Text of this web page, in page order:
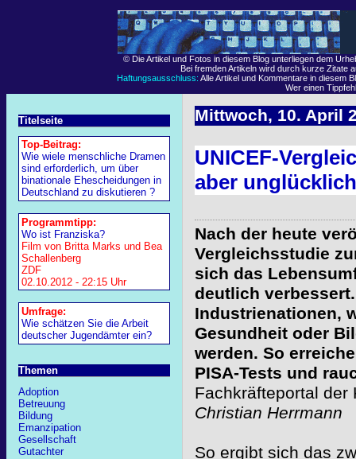
© Die Artikel und Fotos in diesem Blog unterliegen dem
Bei fremden Artikeln wird durch kurze Zitate
Haftungsausschluss: Alle Artikel und Kommentare in diesem
Wer einen
Titelseite
Top-Beitrag:
Wie wiele menschliche Dramen
sind erforderlich, um über
binationale Ehescheidungen in
Deutschland zu diskutieren ?
Programmtipp:
Wo ist Franziska?
Film von Britta Marks und Bea
Schallenberg
ZDF
02.10.2012 - 22:15 Uhr
Umfrage:
Wie schätzen Sie die Arbeit
deutscher Jugendämter ein?
Themen
Adoption
Betreuung
Bildung
Emanzipation
Gesellschaft
Gutachter
Mittwoch, 10. April
UNICEF-
aber
Nach der heute
Vergleichsstudie
sich das
deutlich
Industrienationen,
Gesundheit oder
werden. So
PISA-Tests und
Fachkräfteportal der
Christian Herrmann
So ergibt sich das